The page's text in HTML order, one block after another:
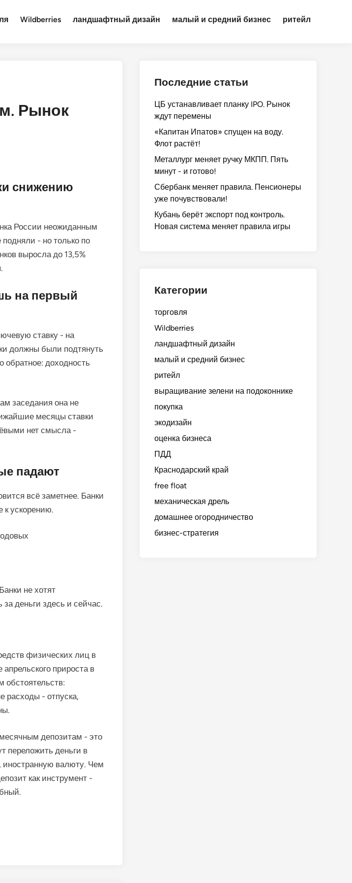
Wildberries ландшафтный дизайн малый и средний бизнес ритейл
Рынок
снижению
России неожиданным
- но только по
выросла до 13,5%
на первый
ставку - на
должны были подтянуть
доходность
заседания она не
месяцы ставки
нет смысла -
падают
всё заметнее. Банки
к ускорению.
не хотят
деньги здесь и сейчас.
физических лиц в
прироста в
обстоятельств:
расходы - отпуска,
депозитам - это
переложить деньги в
иностранную валюту. Чем
как инструмент -
Последние статьи
ЦБ устанавливает планку IPO. Рынок
ждут перемены
«Капитан Ипатов» спущен на воду.
Флот растёт!
Металлург меняет ручку МКПП. Пять
минут - и готово!
Сбербанк меняет правила. Пенсионеры
уже почувствовали!
Кубань берёт экспорт под контроль.
Новая система меняет правила игры
Категории
торговля
Wildberries
ландшафтный дизайн
малый и средний бизнес
ритейл
выращивание зелени на подоконнике
покупка
экодизайн
оценка бизнеса
ПДД
Краснодарский край
free float
механическая дрель
домашнее огородничество
бизнес-стратегия